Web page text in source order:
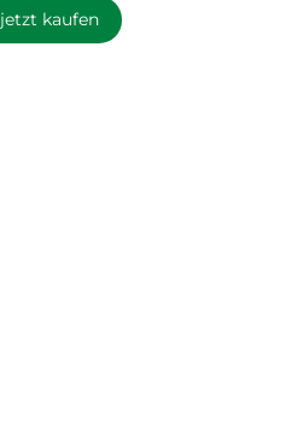
jetzt kaufen